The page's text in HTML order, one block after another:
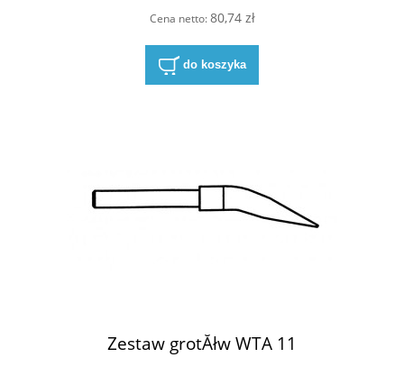
Cena netto:80,74 zł
do koszyka
Zestaw grotĂłw WTA 11